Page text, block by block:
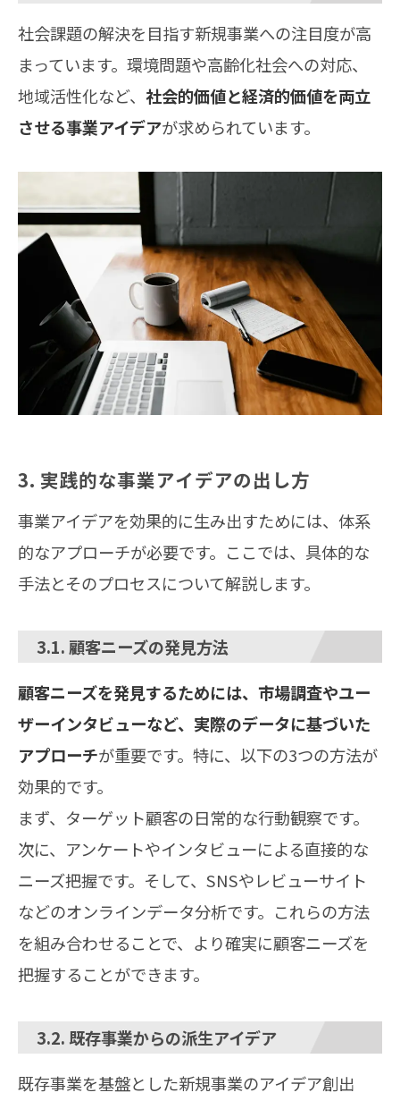
社会課題の解決を目指す新規事業への注目度が高
まっています。環境問題や高齢化社会への対応、
地域活性化など、 社会的価値と経済的価値を両立
させる事業アイデアが求められています。
3. 実践的な事業アイデアの出し方
事業アイデアを効果的に生み出すためには、体系
的なアプローチが必要です。ここでは、具体的な
手法とそのプロセスについて解説します。
3.1. 顧客ニーズの発見方法
顧客ニーズを発見するためには、市場調査やユー
ザーインタビューなど、実際のデータに基づいた
アプローチが重要です。特に、以下の3つの方法が
効果的です。
まず、ターゲット顧客の日常的な行動観察です。
次に、アンケートやインタビューによる直接的な
ニーズ把握です。そして、SNSやレビューサイト
などのオンラインデータ分析です。これらの方法
を組み合わせることで、より確実に顧客ニーズを
把握することができます。
3.2. 既存事業からの派生アイデア
既存事業を基盤とした新規事業のアイデア創出